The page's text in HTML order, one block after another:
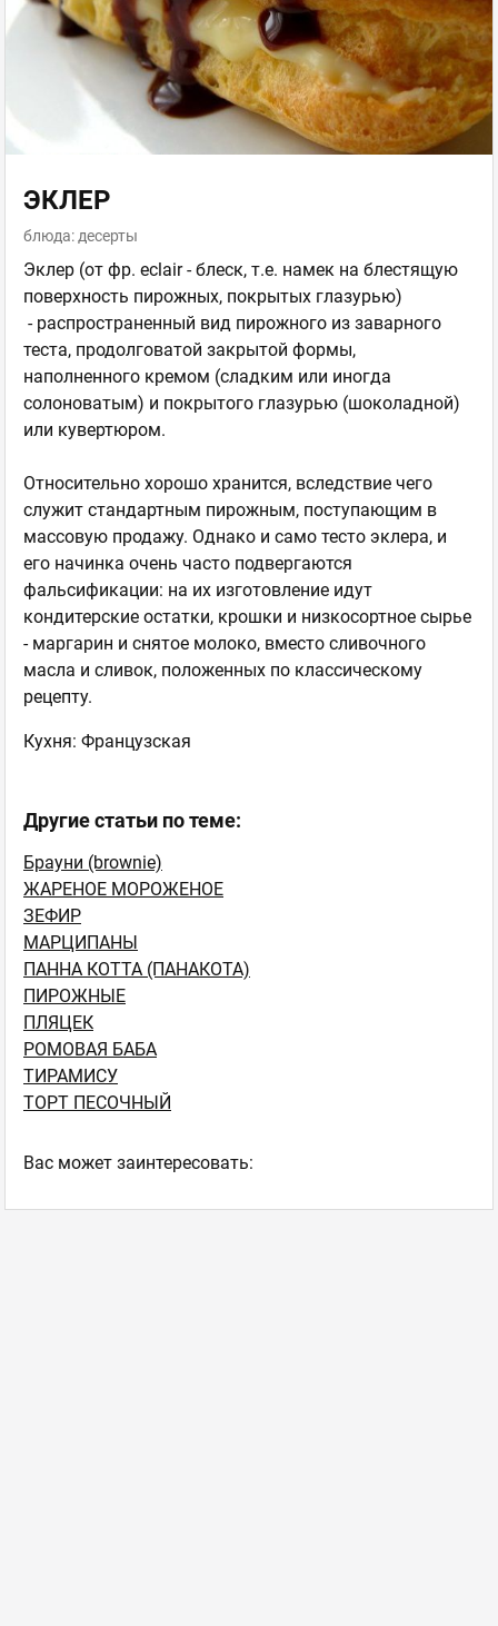
ЭКЛЕР
блюда: десерты
Эклер (от фр. eclair - блеск, т.е. намек на блестящую
поверхность пирожных, покрытых глазурью)
- распространенный вид пирожного из заварного
теста, продолговатой закрытой формы,
наполненного кремом (сладким или иногда
солоноватым) и покрытого глазурью (шоколадной)
или кувертюром.
Относительно хорошо хранится, вследствие чего
служит стандартным пирожным, поступающим в
массовую продажу. Однако и само тесто эклера, и
его начинка очень часто подвергаются
фальсификации: на их изготовление идут
кондитерские остатки, крошки и низкосортное сырье
- маргарин и снятое молоко, вместо сливочного
масла и сливок, положенных по классическому
рецепту.
Кухня: Французская
Другие статьи по теме:
Брауни (brownie)
ЖАРЕНОЕ МОРОЖЕНОЕ
ЗЕФИР
МАРЦИПАНЫ
ПАННА КОТТА (ПАНАКОТА)
ПИРОЖНЫЕ
ПЛЯЦЕК
РОМОВАЯ БАБА
ТИРАМИСУ
ТОРТ ПЕСОЧНЫЙ
Ваc может заинтересовать: